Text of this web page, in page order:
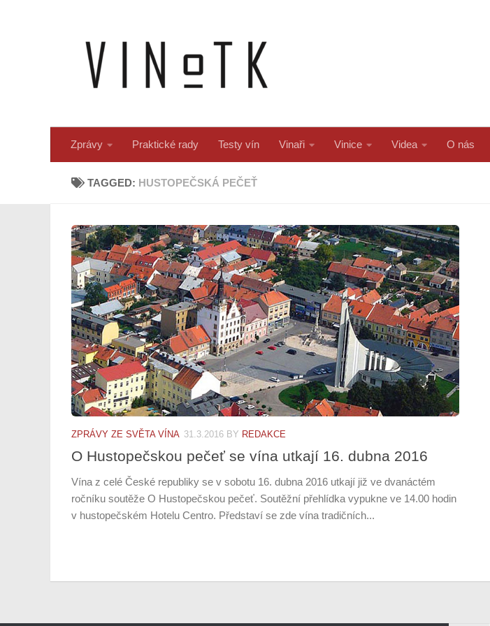
Zprávy Praktické rady Testy vín Vinaři Vinice Videa O nás
TAGGED: HUSTOPEČSKÁ PEČEŤ
ZPRÁVY ZE SVĚTA VÍNA 31.3.2016 BY REDAKCE
O Hustopečskou pečeť se vína utkají 16. dubna 2016
Vína z celé České republiky se v sobotu 16. dubna 2016 utkají již ve dvanáctém
ročníku soutěže O Hustopečskou pečeť. Soutěžní přehlídka vypukne ve 14.00 hodin
v hustopečském Hotelu Centro. Představí se zde vína tradičních...